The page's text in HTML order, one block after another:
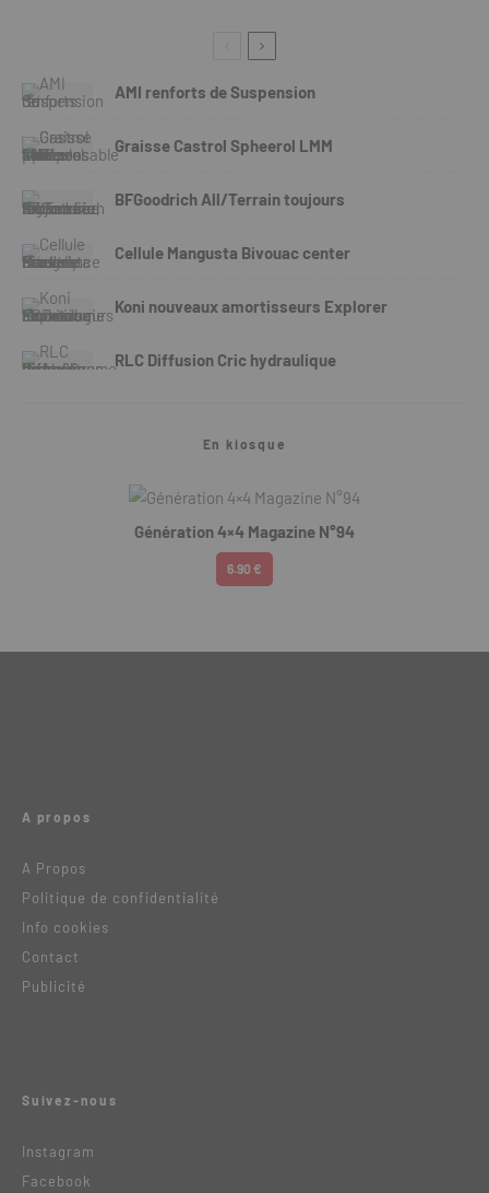
AMI renforts de Suspension
Graisse Castrol Spheerol LMM
BFGoodrich All/Terrain toujours
Cellule Mangusta Bivouac center
Koni nouveaux amortisseurs Explorer
RLC Diffusion Cric hydraulique
En kiosque
Génération 4×4 Magazine N°94
6.90 €
A propos
A Propos
Politique de confidentialité
Info cookies
Contact
Publicité
Suivez-nous
Instagram
Facebook